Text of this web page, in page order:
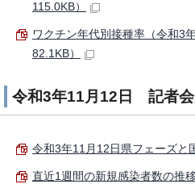
115.0KB）
ワクチン年代別接種率（令和3
82.1KB）
令和3年11月12日 記者
令和3年11月12日県フェーズと
直近1週間の新規感染者数の推